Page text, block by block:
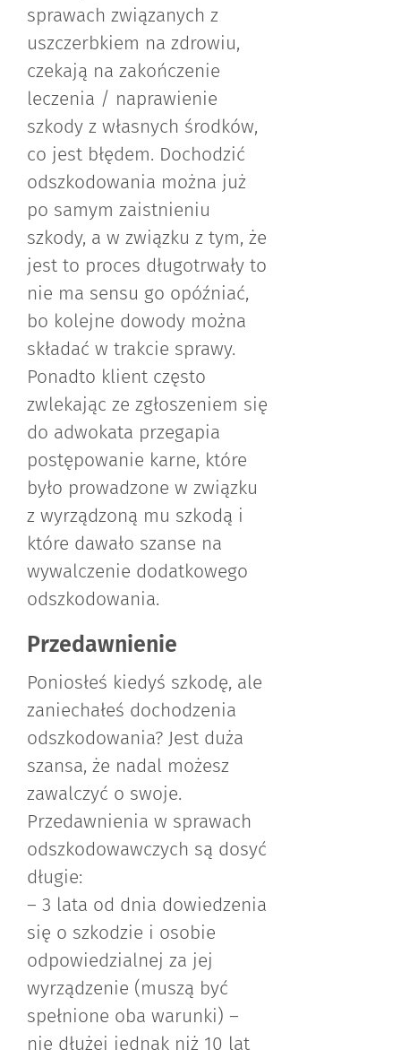
sprawach związanych z
uszczerbkiem na zdrowiu,
czekają na zakończenie
leczenia / naprawienie
szkody z własnych środków,
co jest błędem. Dochodzić
odszkodowania można już
po samym zaistnieniu
szkody, a w związku z tym, że
jest to proces długotrwały to
nie ma sensu go opóźniać,
bo kolejne dowody można
składać w trakcie sprawy.
Ponadto klient często
zwlekając ze zgłoszeniem się
do adwokata przegapia
postępowanie karne, które
było prowadzone w związku
z wyrządzoną mu szkodą i
które dawało szanse na
wywalczenie dodatkowego
odszkodowania.
Przedawnienie
Poniosłeś kiedyś szkodę, ale
zaniechałeś dochodzenia
odszkodowania? Jest duża
szansa, że nadal możesz
zawalczyć o swoje.
Przedawnienia w sprawach
odszkodowawczych są dosyć
długie:
– 3 lata od dnia dowiedzenia
się o szkodzie i osobie
odpowiedzialnej za jej
wyrządzenie (muszą być
spełnione oba warunki) –
nie dłużej jednak niż 10 lat